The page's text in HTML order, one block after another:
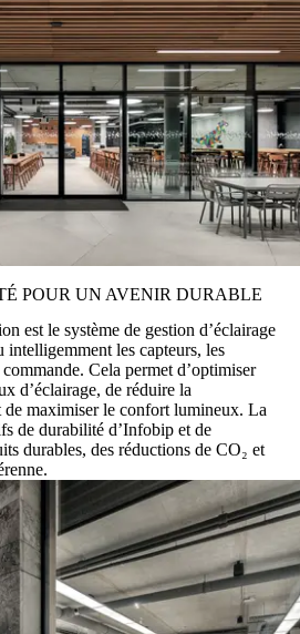
POUR UN AVENIR DURABLE
est le système de gestion d’éclairage
intelligemment les capteurs, les
Cela permet d’optimiser
d’éclairage, de réduire la
de maximiser le confort lumineux. La
de durabilité d’Infobip et de
durables, des réductions de CO₂ et